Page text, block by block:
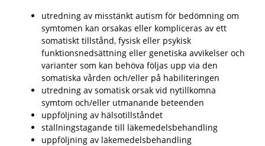
utredning av misstänkt autism för bedömning om
symtomen kan orsakas eller kompliceras av ett
somatiskt tillstånd, fysisk eller psykisk
funktionsnedsättning eller genetiska avvikelser och
varianter som kan behöva följas upp via den
somatiska vården och/eller på habiliteringen
utredning av somatisk orsak vid nytillkomna
symtom och/eller utmanande beteenden
uppföljning av hälsotillståndet
ställningstagande till läkemedelsbehandling
uppföljning av läkemedelsbehandling